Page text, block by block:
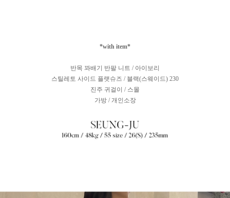
*with item*
반목 꽈배기 반팔 니트 / 아이보리
스틸레토 사이드 플랫슈즈 / 블랙(스웨이드) 230
진주 귀걸이 / 스몰
가방 / 개인소장